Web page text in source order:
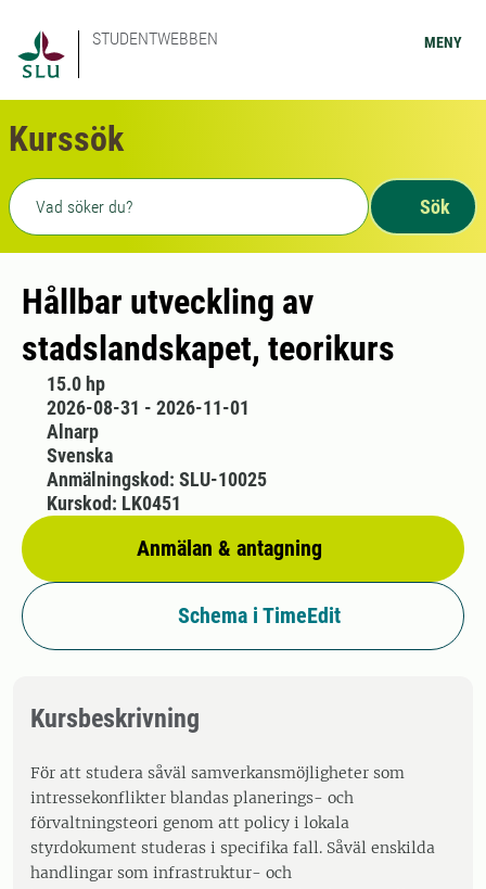
STUDENTWEBBEN MENY
Kurssök
Fritext sökning
Sök
Hållbar utveckling av
stadslandskapet, teorikurs
15.0 hp
2026-08-31 - 2026-11-01
Alnarp
Svenska
Anmälan & antagning
Anmälningskod: SLU-10025
Kurskod: LK0451
Schema i TimeEdit
Kursbeskrivning
För att studera såväl samverkansmöjligheter som
intressekonflikter blandas planerings- och
förvaltningsteori genom att policy i lokala
styrdokument studeras i specifika fall. Såväl enskilda
handlingar som infrastruktur- och